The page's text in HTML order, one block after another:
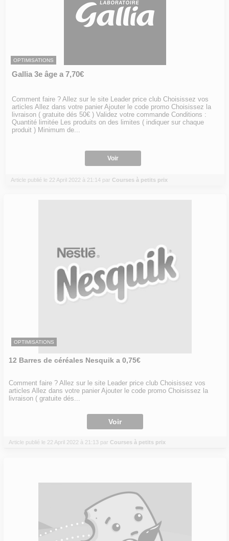
OPTIMISATIONS
Gallia 3e âge a 7,70€
Comment faire ? Allez sur le site Leader price club Choisissez vos
articles Allez dans votre panier Ajouter le code promo Choisissez la
livraison ( gratuite dés 50€ ) Validez votre commande Conditions :
Quantité limitée Les produits on des limites ( indiquer sur chaque
produit ) Minimum de...
Voir
Article publié le 22 April 2022 à 21:14 par Courses à petits prix
OPTIMISATIONS
12 Barres de céréales Nesquik a 0,75€
Comment faire ? Allez sur le site Leader price club Choisissez vos
articles Allez dans votre panier Ajouter le code promo Choisissez la
livraison ( gratuite dés...
Voir
Article publié le 22 April 2022 à 21:13 par Courses à petits prix